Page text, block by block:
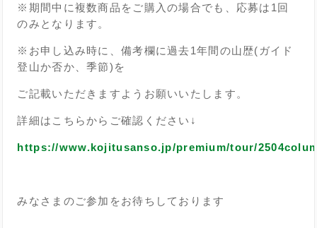
※期間中に複数商品をご購入の場合でも、応募は1回
のみとなります。
※お申し込み時に、備考欄に過去1年間の山歴(ガイド
登山か否か、季節)を
ご記載いただきますようお願いいたします。
詳細はこちらからご確認ください↓
https://www.kojitusanso.jp/premium/tour/
みなさまのご参加をお待ちしております